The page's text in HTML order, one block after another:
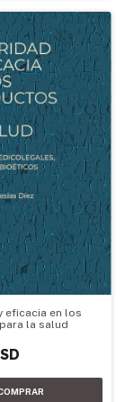
eficacia en los
la salud